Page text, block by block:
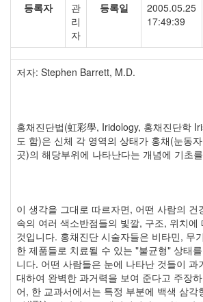
등록자
관
리
자
등록일
2005.05.25
17:49:39
저자: Stephen Barrett, M.D.
홍채진단법(虹彩學, Iridology, 홍채진단학
도 함)은 신체 각 영역의 상태가 홍채(눈동
곳)의 해당부위에 나타난다는 개념에 기초
이 생각을 그대로 따르자면, 어떤 사람의 건
속의 여러 색소반점들의 빛깔, 구조, 위치에
것입니다. 홍채진단 시술자들은 비타민, 무
한 제품들로 치료될 수 있는 "불균형" 상태
니다. 어떤 사람들은 눈에 나타난 것들이 과
대하여 완벽한 과거력을 보여 준다고 주장
어, 한 교과서에서는 특정 부분에 백색 삼각